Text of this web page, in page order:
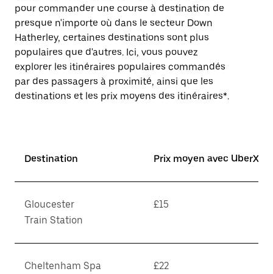
pour commander une course à destination de
presque n'importe où dans le secteur Down
Hatherley, certaines destinations sont plus
populaires que d'autres. Ici, vous pouvez
explorer les itinéraires populaires commandés
par des passagers à proximité, ainsi que les
destinations et les prix moyens des itinéraires*.
Destination Prix moyen avec UberX*
Gloucester
Train Station
£15
Cheltenham Spa £22